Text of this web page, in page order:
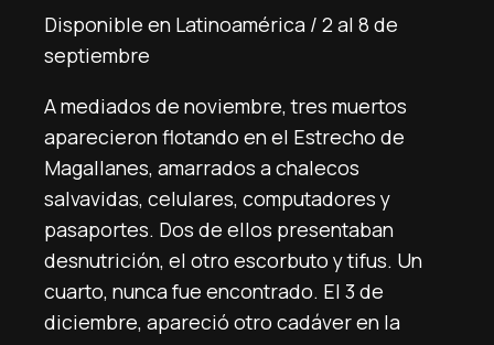
Disponible en Latinoamérica / 2 al 8 de
septiembre
A mediados de noviembre, tres muertos
aparecieron flotando en el Estrecho de
Magallanes, amarrados a chalecos
salvavidas, celulares, computadores y
pasaportes. Dos de ellos presentaban
desnutrición, el otro escorbuto y tifus. Un
cuarto, nunca fue encontrado. El 3 de
diciembre, apareció otro cadáver en la